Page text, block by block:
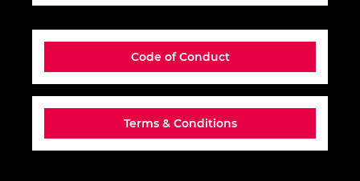
Code of Conduct
Terms & Conditions
Καναδάς